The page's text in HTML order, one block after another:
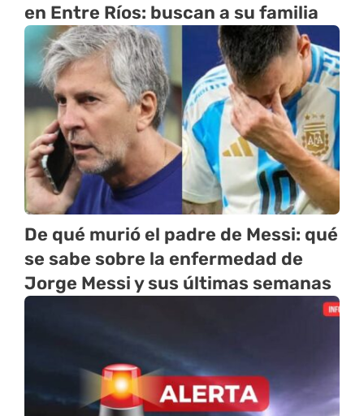
en Entre Ríos: buscan a su familia
De qué murió el padre de Messi: qué
se sabe sobre la enfermedad de
Jorge Messi y sus últimas semanas